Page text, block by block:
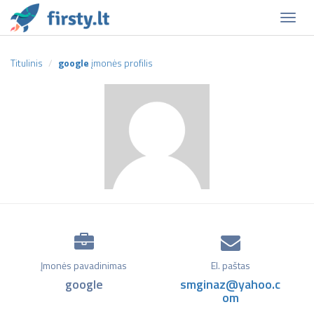
Titulinis google įmonės profilis
Įmonės pavadinimas
google
El. paštas
smginaz@yahoo.c
om